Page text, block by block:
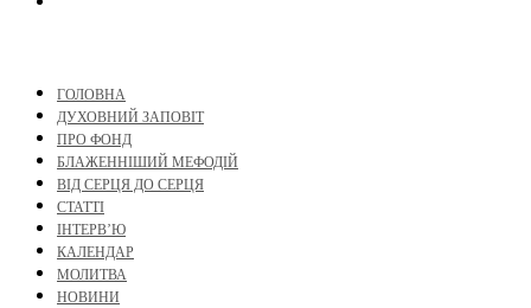
ГОЛОВНА
ДУХОВНИЙ ЗАПОВІТ
ПРО ФОНД
БЛАЖЕННІШИЙ МЕФОДІЙ
ВІД СЕРЦЯ ДО СЕРЦЯ
СТАТТІ
ІНТЕРВ’Ю
КАЛЕНДАР
МОЛИТВА
НОВИНИ